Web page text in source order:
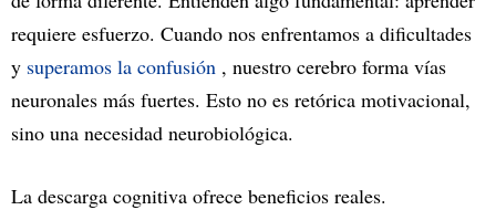
requiere esfuerzo. Cuando nos enfrentamos a dificultades
y superamos la confusión , nuestro cerebro forma vías
neuronales más fuertes. Esto no es retórica motivacional,
sino una necesidad neurobiológica.
La descarga cognitiva ofrece beneficios reales.